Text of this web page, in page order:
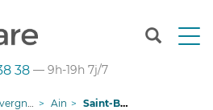
T
38 — 9h-19h 7j/7
Rhône-Alpes Ain Saint-Bénigne